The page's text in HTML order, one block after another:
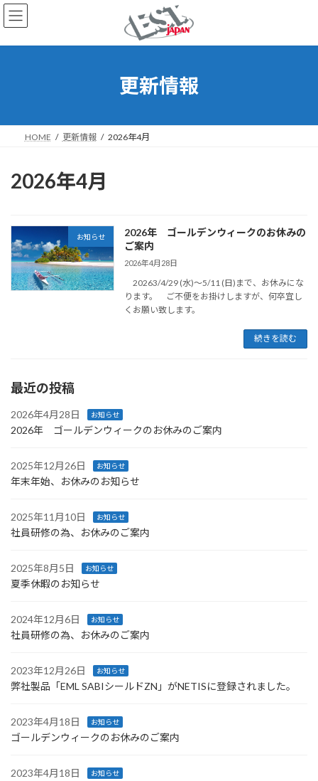
コ
ン
ン
ナ
ビ
ー
更新情報
HOME 更新情報 2026年4月
2026年4月
お知らせ
2026年 ゴールデンウィークのお休みの
ご案内
2026年4月28日
20263/4/29 (水)～5/11 (日)まで、お休みにな
ります。 ご不便をお掛けしますが、何卒宜し
くお願い致します。
続きを読む
最近の投稿
2026年4月28日 お知らせ
2026年 ゴールデンウィークのお休みのご案内
2025年12月26日 お知らせ
年末年始、お休みのお知らせ
2025年11月10日 お知らせ
社員研修の為、お休みのご案内
2025年8月5日 お知らせ
夏季休暇のお知らせ
2024年12月6日 お知らせ
社員研修の為、お休みのご案内
2023年12月26日 お知らせ
弊社製品「EML SABIシールドZN」がNETISに登録されました。
2023年4月18日 お知らせ
ゴールデンウィークのお休みのご案内
2023年4月18日 お知らせ